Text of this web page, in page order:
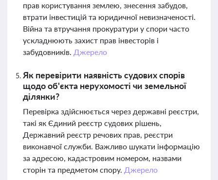
прав користування землею, знесення забудов,
втрати інвестицій та юридичної невизначеності.
Війна та втручання прокуратури у спори часто
ускладнюють захист прав інвесторів і
забудовників. Джерело
Як перевірити наявність судових спорів
щодо об'єкта нерухомості чи земельної
ділянки?
Перевірка здійснюється через державні реєстри,
такі як Єдиний реєстр судових рішень,
Державний реєстр речових прав, реєстри
виконавчої служби. Важливо шукати інформацію
за адресою, кадастровим номером, назвами
сторін та предметом спору. Джерело